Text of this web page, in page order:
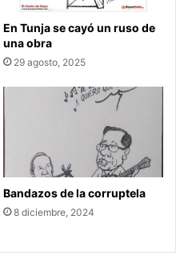
En Tunja se cayó un ruso de
una obra
29 agosto, 2025
Bandazos de la corruptela
8 diciembre, 2024